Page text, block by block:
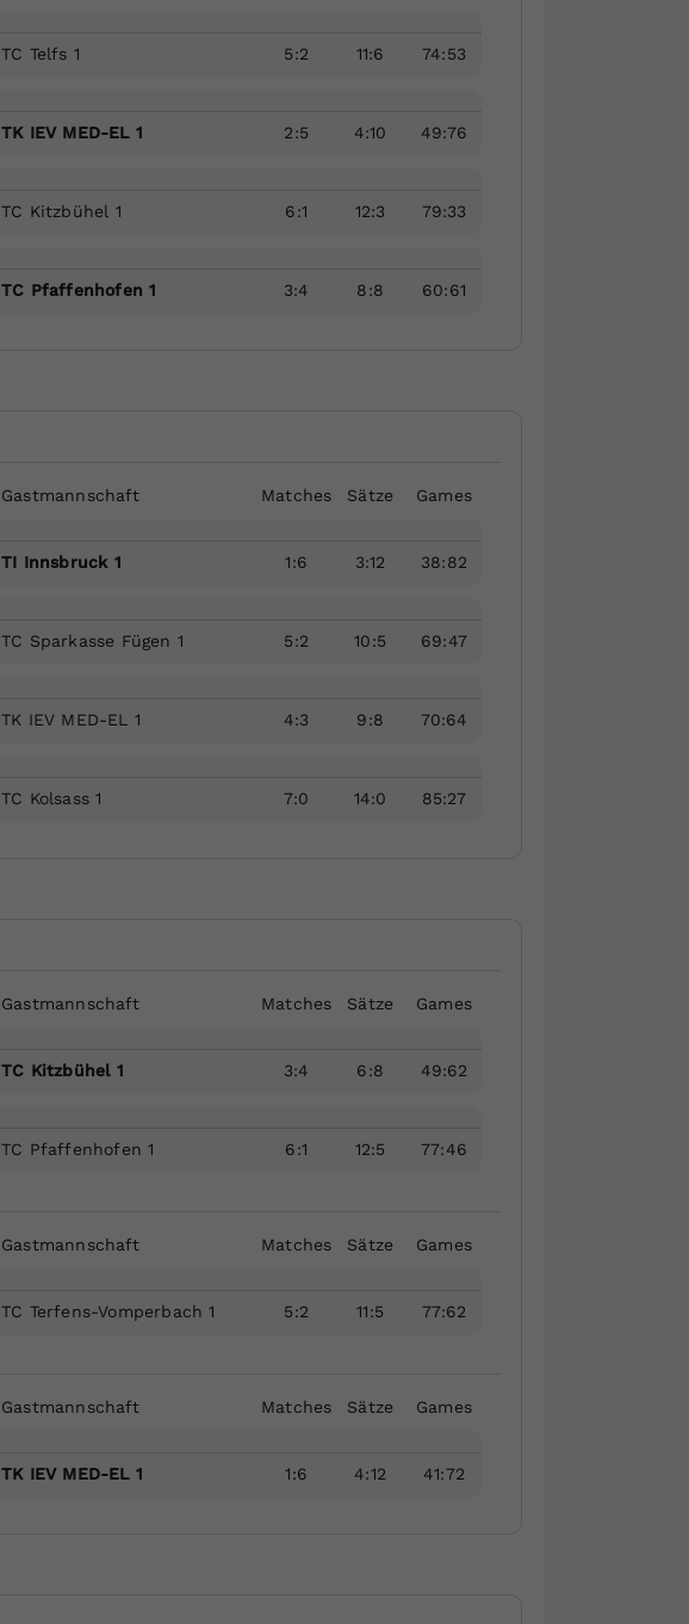
TC Telfs 1 5:2 11:6 74:53
TK IEV MED-EL 1 2:5 4:10 49:76
TC Kitzbühel 1 6:1 12:3 79:33
TC Pfaffenhofen 1 3:4 8:8 60:61
Gastmannschaft Matches Sätze Games
TI Innsbruck 1 1:6 3:12 38:82
TC Sparkasse Fügen 1 5:2 10:5 69:47
TK IEV MED-EL 1 4:3 9:8 70:64
TC Kolsass 1 7:0 14:0 85:27
Gastmannschaft Matches Sätze Games
TC Kitzbühel 1 3:4 6:8 49:62
TC Pfaffenhofen 1 6:1 12:5 77:46
Gastmannschaft Matches Sätze Games
TC Terfens-Vomperbach 1 5:2 11:5 77:62
Gastmannschaft Matches Sätze Games
TK IEV MED-EL 1 1:6 4:12 41:72